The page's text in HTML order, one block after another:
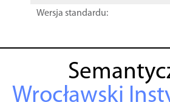
Wersja standardu:
Wrocławski